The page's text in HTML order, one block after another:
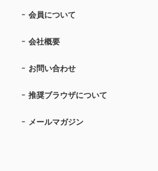
会員について
会社概要
お問い合わせ
推奨ブラウザについて
メールマガジン